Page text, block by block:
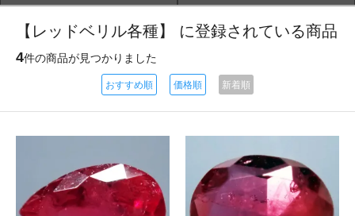
【レッドベリル各種】 に登録されている商品
4件の商品が見つかりました
おすすめ順 価格順 新着順